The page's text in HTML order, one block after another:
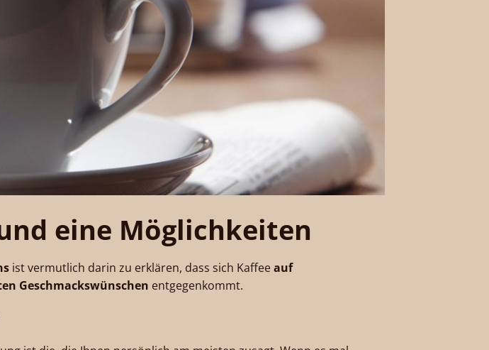
eine Möglichkeiten
ist vermutlich darin zu erklären, dass sich Kaffeeauf
Geschmackswünschen entgegenkommt.